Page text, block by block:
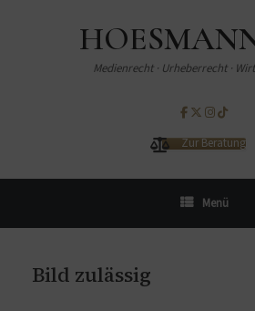
Medienrecht · Urheberrecht ·
Zur Beratung
Menü
Bild zulässig